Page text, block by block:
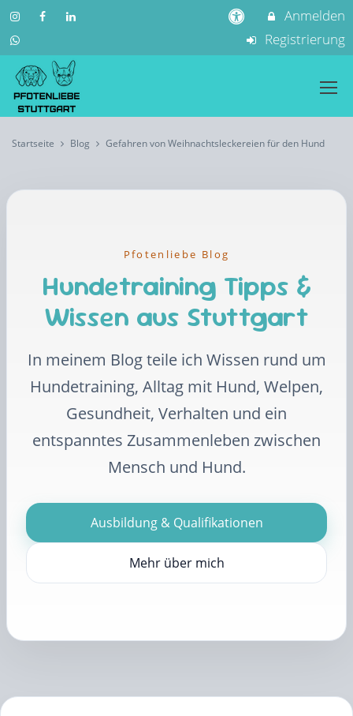
Anmelden
Registrierung
Startseite Blog Gefahren von Weihnachtsleckereien für den Hund
Pfotenliebe Blog
Hundetraining Tipps &
Wissen aus Stuttgart
In meinem Blog teile ich Wissen rund um
Hundetraining, Alltag mit Hund, Welpen,
Gesundheit, Verhalten und ein
entspanntes Zusammenleben zwischen
Mensch und Hund.
Ausbildung & Qualifikationen
Mehr über mich